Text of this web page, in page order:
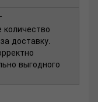
доставку.
выгодного